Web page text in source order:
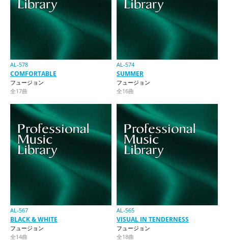
AL-578
COMFORTABLE
フュージョン
全17曲
AL-574
SUMMER
フュージョン
全16曲
AL-567
BLACK & WHITE
フュージョン
全14曲
AL-565
VISUAL IN TENDERNESS
フュージョン
全18曲